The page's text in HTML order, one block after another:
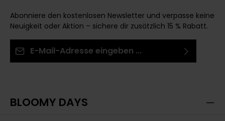
Abonniere den kostenlosen Newsletter und verpasse keine
Neuigkeit oder Aktion – sichere dir zusätzlich 15 % Rabatt.
BLOOMY DAYS